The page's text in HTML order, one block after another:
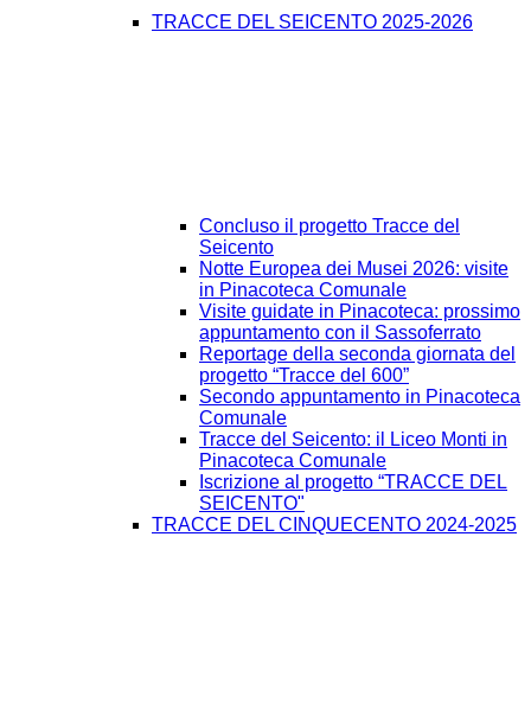
TRACCE DEL SEICENTO 2025-2026
Concluso il progetto Tracce del
Seicento
Notte Europea dei Musei 2026: visite
in Pinacoteca Comunale
Visite guidate in Pinacoteca: prossimo
appuntamento con il Sassoferrato
Reportage della seconda giornata del
progetto “Tracce del 600”
Secondo appuntamento in Pinacoteca
Comunale
Tracce del Seicento: il Liceo Monti in
Pinacoteca Comunale
Iscrizione al progetto “TRACCE DEL
SEICENTO"
TRACCE DEL CINQUECENTO 2024-2025